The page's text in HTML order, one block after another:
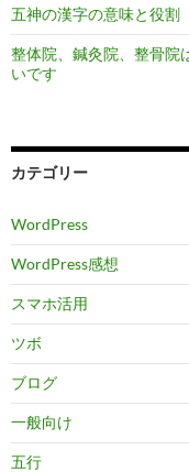
五神の漢字の意味と役割
整体院、鍼灸院、整骨院
いです
カテゴリー
WordPress
WordPress感想
スマホ活用
ツボ
ブログ
一般向け
五行